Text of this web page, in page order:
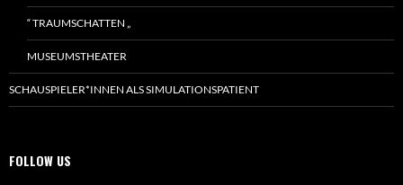
“ TRAUMSCHATTEN „
MUSEUMSTHEATER
SCHAUSPIELER*INNEN ALS SIMULATIONSPATIENT
FOLLOW US